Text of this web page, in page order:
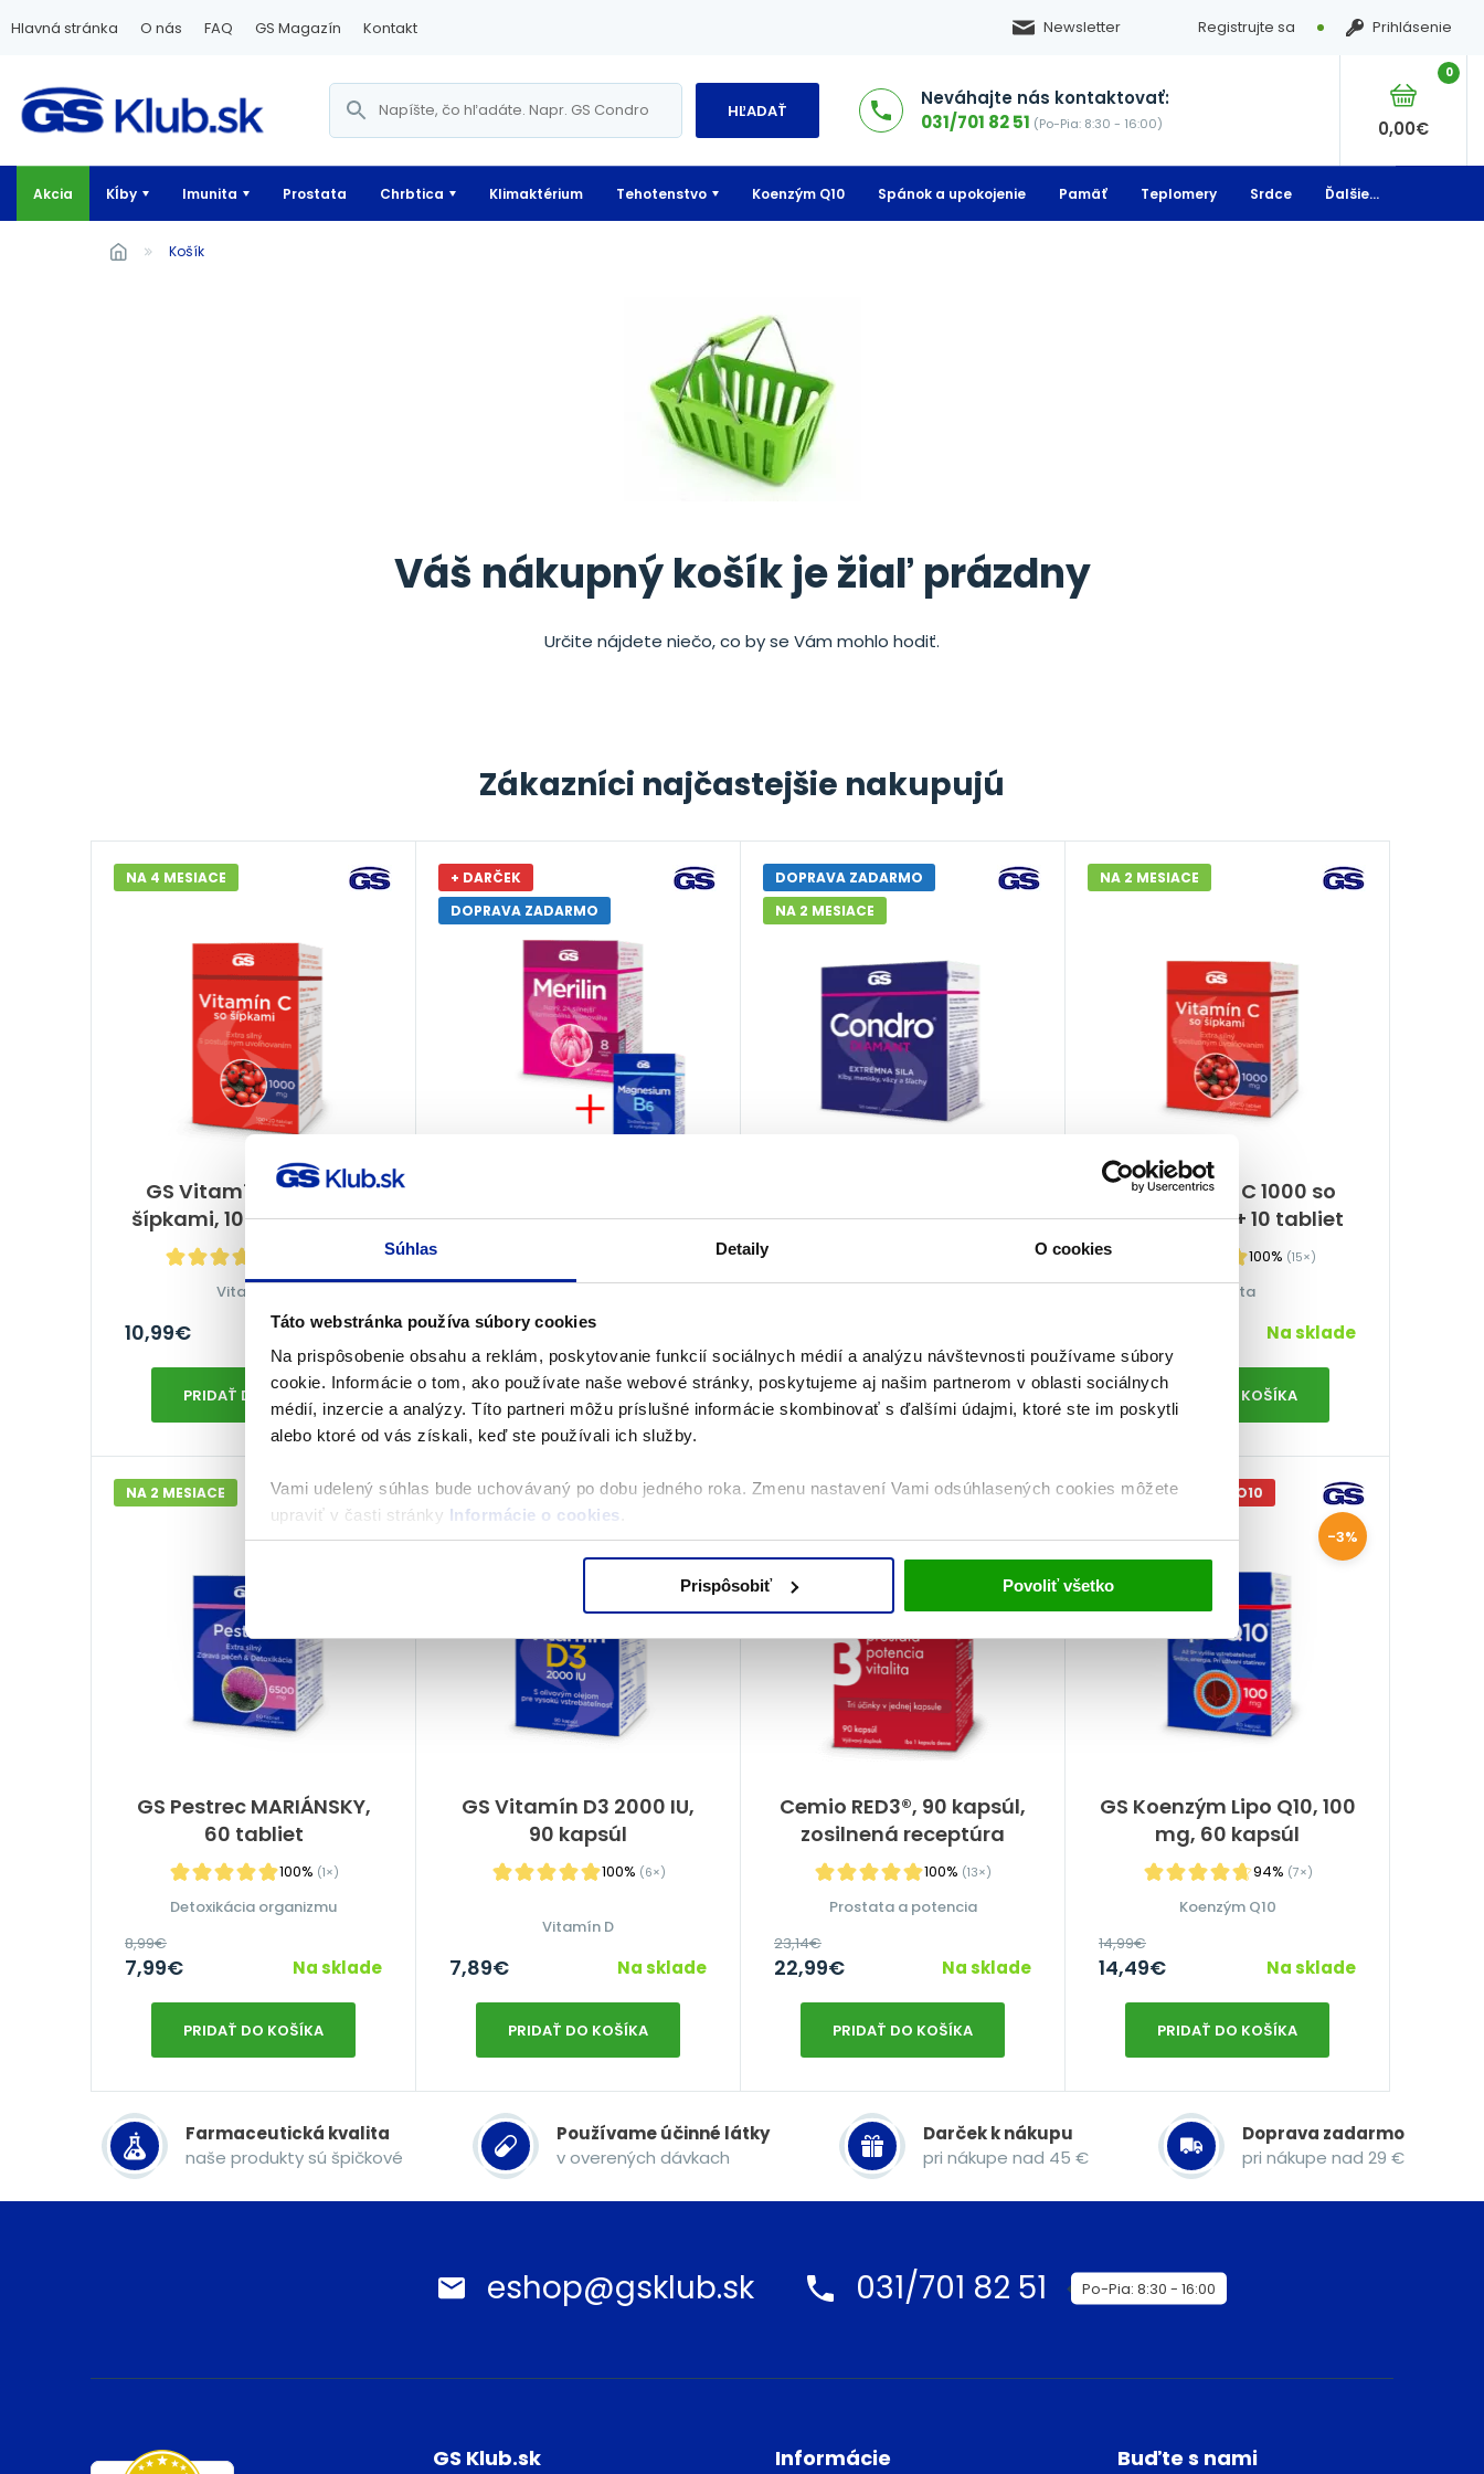
Súhlas Detaily O cookies
Táto webstránka používa súbory cookies
Na prispôsobenie obsahu a reklám, poskytovanie funkcií sociálnych médií a analýzu návštevnosti používame súbory
cookie. Informácie o tom, ako používate naše webové stránky, poskytujeme aj našim partnerom v oblasti sociálnych
médií, inzercie a analýzy. Títo partneri môžu príslušné informácie skombinovať s ďalšími údajmi, ktoré ste im poskytli
alebo ktoré od vás získali, keď ste používali ich služby.
Vami udelený súhlas bude uchovávaný po dobu jedného roka. Zmenu nastavení Vami odsúhlasených cookies môžete
upraviť v časti stránky Informácie o cookies
Prispôsobiť Povoliť všetko
Hlavná stránka O nás FAQ GS Magazín Kontakt Newsletter Registrujte sa Prihlásenie
HĽADAŤ
Neváhajte nás kontaktovať:
031/701 82 51 (Po-Pia: 8:30 - 16:00)
0
0,00€
Akcia Kĺby Imunita Prostata Chrbtica Klimaktérium Tehotenstvo Koenzým Q10 Spánok a upokojenie Pamäť Teplomery Srdce Ďalšie...
Košík
Váš nákupný košík je žiaľ prázdny
Určite nájdete niečo, co by se Vám mohlo hodiť.
Zákazníci najčastejšie nakupujú
GS Vitamín C 1000 so
šípkami, 100 + 20 tabliet
NA 4 MESIACE
Vitamín C
10,99€ Na sklade
PRIDAŤ DO KOŠÍKA
+ DARČEK
DOPRAVA ZADARMO
20,89€
PRIDAŤ DO KOŠÍKA
tabliet
DOPRAVA ZADARMO
NA 2 MESIACE
PRIDAŤ DO KOŠÍKA
GS Vitamín C 1000 so
šípkami, 50 + 10 tabliet
100% (15×)
NA 2 MESIACE
Imunita
Na sklade
PRIDAŤ DO KOŠÍKA
GS Pestrec MARIÁNSKY,
60 tabliet
100% (1×)
NA 2 MESIACE
Detoxikácia organizmu
-11%
8,99€
7,99€ Na sklade
PRIDAŤ DO KOŠÍKA
GS Vitamín D3 2000 IU,
90 kapsúl
100% (6×)
NA 3 MESIACE
Vitamín D
7,89€ Na sklade
PRIDAŤ DO KOŠÍKA
Cemio RED3®, 90 kapsúl,
zosilnená receptúra
100% (13×)
DOPRAVA ZADARMO
Prostata a potencia
-1%
23,14€
22,99€ Na sklade
PRIDAŤ DO KOŠÍKA
GS Koenzým Lipo Q10, 100
mg, 60 kapsúl
94% (7×)
-10% S KÓDOM: LIPO10
Koenzým Q10
-3%
14,99€
14,49€ Na sklade
PRIDAŤ DO KOŠÍKA
Farmaceutická kvalita
naše produkty sú špičkové
Používame účinné látky
v overených dávkach
Darček k nákupu
pri nákupe nad 45 €
Doprava zadarmo
pri nákupe nad 29 €
eshop@gsklub.sk 031/701 82 51 Po-Pia: 8:30 - 16:00
GS Klub.sk Informácie Buďte s nami